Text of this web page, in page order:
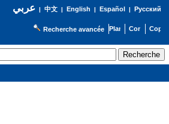
عربي| 中文| English | Español | Русский
Recherche avancée